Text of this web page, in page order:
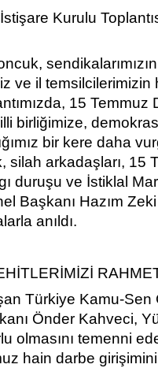
Kurulu
ve il temsilcilerimizin
15 Temmuz
birliğimize,
bir kere daha
silah arkadaşları, 15
duruşu ve İstiklal
Başkanı Hazım
anıldı.
Türkiye Kamu-
Önder Kahveci,
olmasını temenni
hain darbe